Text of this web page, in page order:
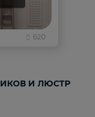
620
И ЛЮСТР